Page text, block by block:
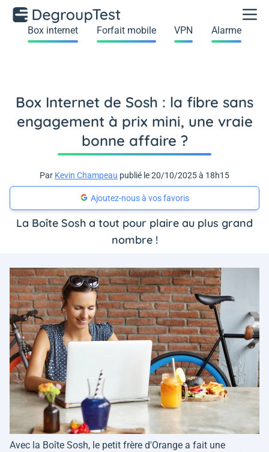
Box internet Forfait mobile VPN Alarme
Box Internet de Sosh : la fibre sans
engagement à prix mini, une vraie
bonne affaire ?
Par Kevin Champeau publié le 20/10/2025 à 18h15
Ajoutez-nous à vos favoris
La Boîte Sosh a tout pour plaire au plus grand
nombre !
Avec la Boîte Sosh, le petit frère d'Orange a fait une